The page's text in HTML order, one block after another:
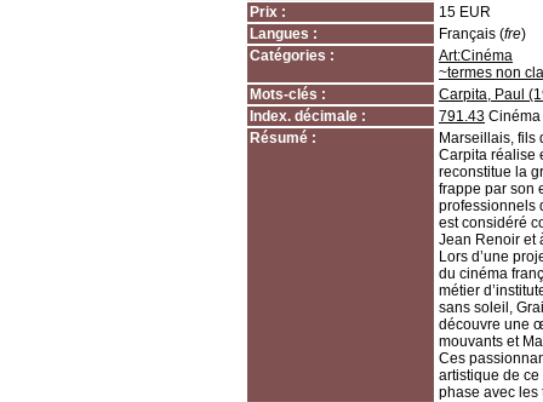
Prix :
15 EUR
Langues :
Français (fre)
Catégories :
Art:Cinéma
~termes non
Mots-clés :
Carpita, Paul
Index. décimale :
791.43 Cinéma
Résumé :
Marseillais, fils
Carpita réalise
reconstitue la
frappe par son
professionnels
est considéré
Jean Renoir et
Lors d’une
du cinéma
métier
sans soleil,
découvre une
mouvants et
Ces
artistique de
phase avec les